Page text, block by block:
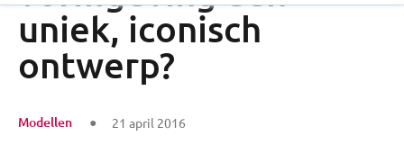
uniek, iconisch
ontwerp?
Modellen 21 april 2016